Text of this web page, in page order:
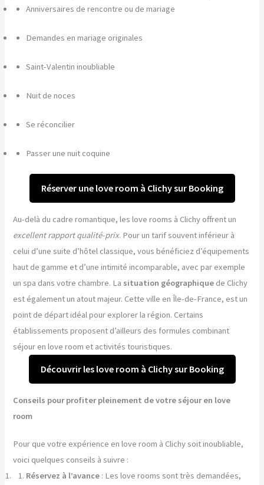
Anniversaires de rencontre ou de mariage
Demandes en mariage originales
Saint-Valentin inoubliable
Nuit de noces
Se réconcilier
Passer une nuit coquine
Réserver une love room à Clichy sur Booking
Au-delà du cadre romantique, les love rooms à Clichy offrent un
excellent rapport qualité-prix. Pour un tarif souvent inférieur à
celui d’une suite d’hôtel classique, vous bénéficiez d’équipements
haut de gamme et d’une intimité incomparable, avec par exemple
un spa dans votre chambre. La situation géographique de Clichy
est également un atout majeur. Cette ville en Île-de-France, est un
point de départ idéal pour explorer la région. Certains
établissements proposent d’ailleurs des formules combinant
séjour en love room et activités touristiques.
Découvrir les love room à Clichy sur Booking
Conseils pour profiter pleinement de votre séjour en love
room
Pour que votre expérience en love room à Clichy soit inoubliable,
voici quelques conseils à suivre :
Réservez à l’avance : Les love rooms sont très demandées,